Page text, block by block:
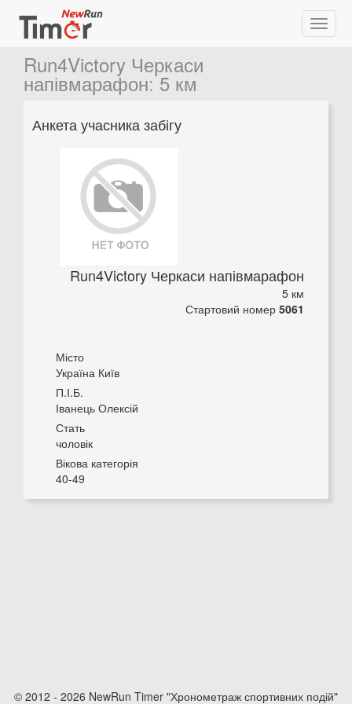
Run4Victory Черкаси
напівмарафон:5 км
Анкета учасника забігу
Run4Victory Черкаси напівмарафон
5 км
Стартовий номер 5061
Місто
Україна Київ
П.І.Б.
Іванець Олексій
Стать
чоловік
Вікова категорія
40-49
© 2012 - 2026 NewRun Timer "Хронометраж спортивних подій"